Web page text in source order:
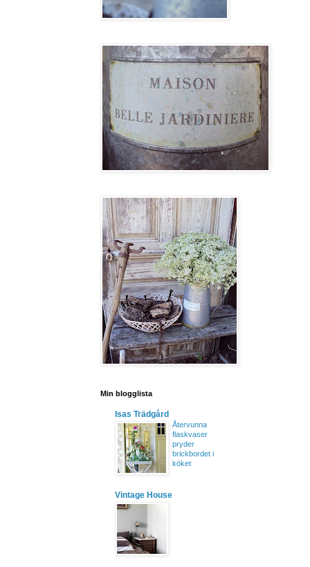
Min blogglista
Isas Trädgård
Återvunna
flaskvaser
pryder
brickbordet i
köket
Vintage House